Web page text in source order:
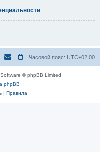
Часовой пояс: UTC+02:00
© phpBB Limited
phpBB
| Правила